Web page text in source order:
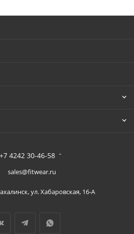
+7 4242 30-46-58
sales@fitwear.ru
ул. Хабаровская, 16-А